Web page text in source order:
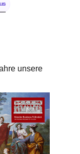
unsere